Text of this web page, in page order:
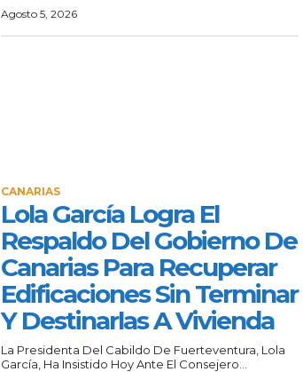
Agosto 5, 2026
CANARIAS
Lola García Logra El
Respaldo Del Gobierno De
Canarias Para Recuperar
Edificaciones Sin Terminar
Y Destinarlas A Vivienda
La Presidenta Del Cabildo De Fuerteventura, Lola
García, Ha Insistido Hoy Ante El Consejero...